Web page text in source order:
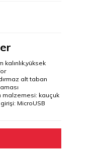
kalınlık,yüksek
alt taban
malzemesi: kauçuk
MicroUSB